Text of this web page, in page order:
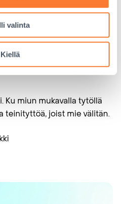
valinta
Kiellä
son kräver, också behöver
fru och mig själv.
Ku miun mukavalla tytöllä
teinityttöä, joist mie välitän.